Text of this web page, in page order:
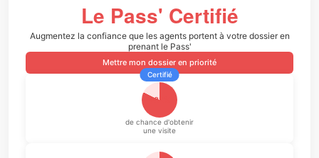
Le Pass' Certifié
Augmentez la confiance que les agents portent à votre dossier en
prenant le Pass'
Mettre mon dossier en priorité
Certifié
+82%
de chance d'obtenir
une visite